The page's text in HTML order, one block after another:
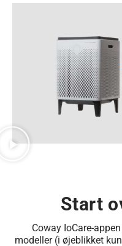
Start
Coway IoCare-
modeller (i øjeblikket